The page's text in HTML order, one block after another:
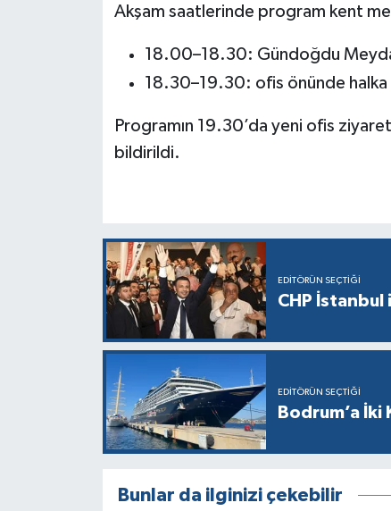
Akşam saatlerinde program kent
18.00–18.30: Gündoğdu
18.30–19.30: ofis önünde halka
Programın 19.30’da yeni ofis
bildirildi.
EDITÖRÜN SEÇTIĞI
CHP
EDITÖRÜN SEÇTIĞI
Bodrum’a
Bunlar da ilginizi çekebilir